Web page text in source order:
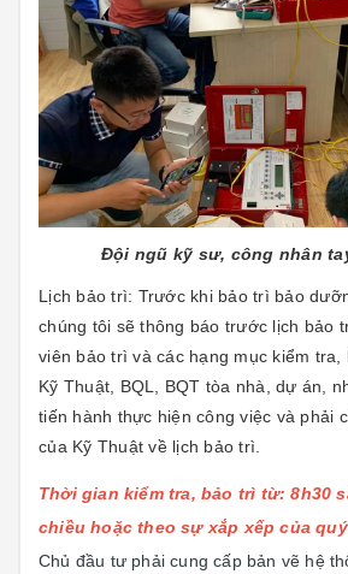
Đội ngũ kỹ sư, công nhân
Lịch bảo trì: Trước khi bảo trì bảo
chúng tôi sẽ thông báo trước lịch bảo
viên bảo trì và các hạng mục kiểm tra,
Kỹ Thuật, BQL, BQT tòa nhà, dự án,
tiến hành thực hiện công việc và phải
của Kỹ Thuật về lịch bảo trì.
Thời gian kiểm tra, bảo trì từ: 8h30
chiều hoặc theo sự xắp xếp của
Chủ đầu tư phải cung cấp bản vẽ hệ